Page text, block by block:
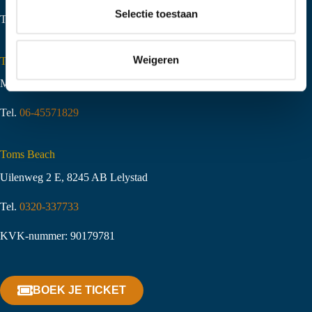
i
Selectie toestaan
Weigeren
Tel.
Toms Creek Appeltern
Molenstraat 10,6629 KJ Appeltern
Tel. 06-45571829
Toms Beach
Uilenweg 2 E, 8245 AB Lelystad
Tel. 0320-337733
KVK-nummer: 90179781
BOEK JE TICKET